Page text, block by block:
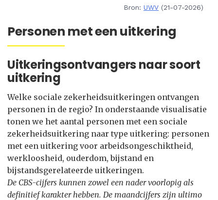
Bron: UWV (21-07-2026)
Personen met een uitkering
Uitkeringsontvangers naar soort
uitkering
Welke sociale zekerheidsuitkeringen ontvangen
personen in de regio? In onderstaande visualisatie
tonen we het aantal personen met een sociale
zekerheidsuitkering naar type uitkering: personen
met een uitkering voor arbeidsongeschiktheid,
werkloosheid, ouderdom, bijstand en
bijstandsgerelateerde uitkeringen.
De CBS-cijfers kunnen zowel een nader voorlopig als
definitief karakter hebben. De maandcijfers zijn ultimo